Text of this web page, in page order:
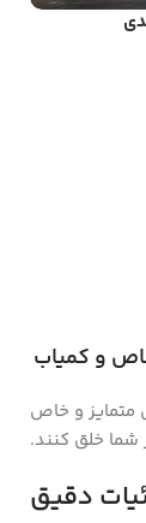
و کمیاب
متمایز و خاص
شما خلق کنند.
دقیق